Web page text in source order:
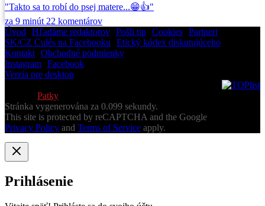
"Takto sa to robí do psej matere...😁👍"
za 9 minút 22 komentárov
Úvod
Hľadáme redaktorov Pošli tip Cookies Partneri
SK/CZ Culés na Facebooku
Etický kódex diskutujúceho
Kontakt Obchodné podmienky
Instagram Facebook
Verzia pre desktop
Patky
Stránka vygenerována za 0.099 sekundy.
This site is protected by reCAPTCHA and the Google
Privacy Policy and Terms of Service apply.
Prihlásenie